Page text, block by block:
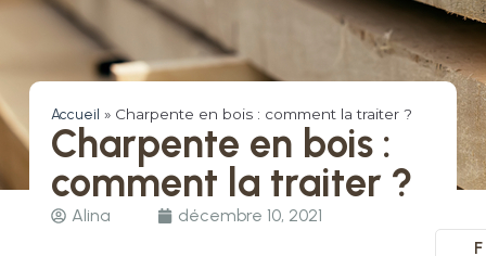
Accueil » Charpente en bois : comment la traiter ?
Charpente en bois :
comment la traiter ?
Alina décembre 10, 2021
F